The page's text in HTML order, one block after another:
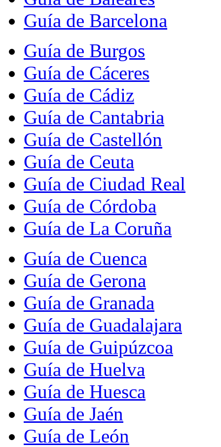
Guía de Barcelona
Guía de Burgos
Guía de Cáceres
Guía de Cádiz
Guía de Cantabria
Guía de Castellón
Guía de Ceuta
Guía de Ciudad Real
Guía de Córdoba
Guía de La Coruña
Guía de Cuenca
Guía de Gerona
Guía de Granada
Guía de Guadalajara
Guía de Guipúzcoa
Guía de Huelva
Guía de Huesca
Guía de Jaén
Guía de León